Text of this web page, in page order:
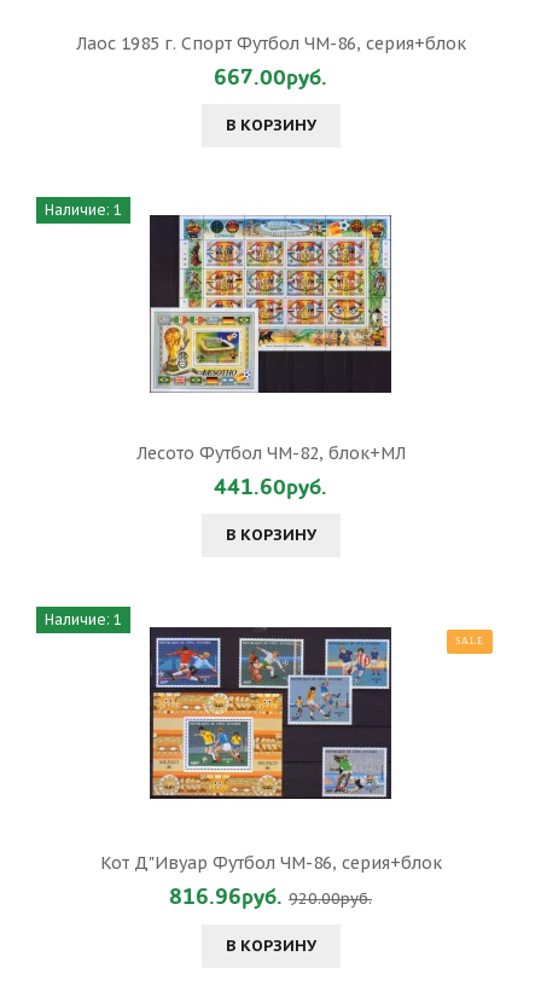
Лаос 1985 г. Спорт Футбол ЧМ-86, серия+блок
667.00руб.
В КОРЗИНУ
Наличие: 1
Лесото Футбол ЧМ-82, блок+МЛ
441.60руб.
В КОРЗИНУ
Наличие: 1
SALE
Кот Д"Ивуар Футбол ЧМ-86, серия+блок
816.96руб. 920.00руб.
В КОРЗИНУ